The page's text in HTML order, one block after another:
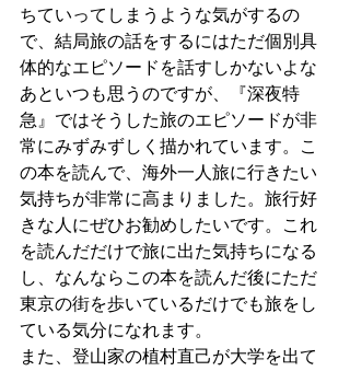
ちていってしまうような気がするの
で、結局旅の話をするにはただ個別具
体的なエピソードを話すしかないよな
あといつも思うのですが、『深夜特
急』ではそうした旅のエピソードが非
常にみずみずしく描かれています。こ
の本を読んで、海外一人旅に行きたい
気持ちが非常に高まりました。旅行好
きな人にぜひお勧めしたいです。これ
を読んだだけで旅に出た気持ちになる
し、なんならこの本を読んだ後にただ
東京の街を歩いているだけでも旅をし
ている気分になれます。
また、登山家の植村直己が大学を出て